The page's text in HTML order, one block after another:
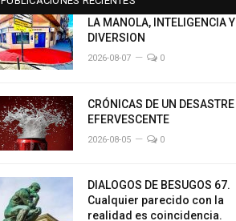
LA MANOLA, INTELIGENCIA Y
DIVERSION
2026-08-07 0
CRÓNICAS DE UN DESASTRE
EFERVESCENTE
2026-08-05 0
DIALOGOS DE BESUGOS 67.
Cualquier parecido con la
realidad es coincidencia.